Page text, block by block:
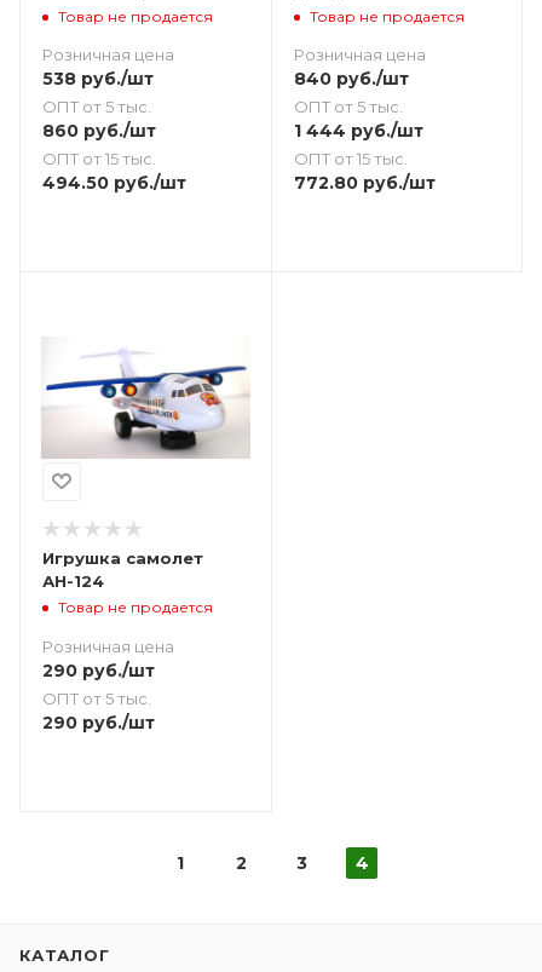
Товар не продается
Розничная цена
538 руб./шт
ОПТ от 5 тыс.
860 руб./шт
ОПТ от 15 тыс.
494.50 руб./шт
Товар не продается
Розничная цена
840руб./шт
ОПТ от 5 тыс.
1 444 руб./шт
ОПТ от 15 тыс.
772.80руб./шт
Игрушка самолет
АН-124
Товар не продается
Розничная цена
290 руб./шт
ОПТ от 5 тыс.
290 руб./шт
1 2 3 4
КАТАЛОГ